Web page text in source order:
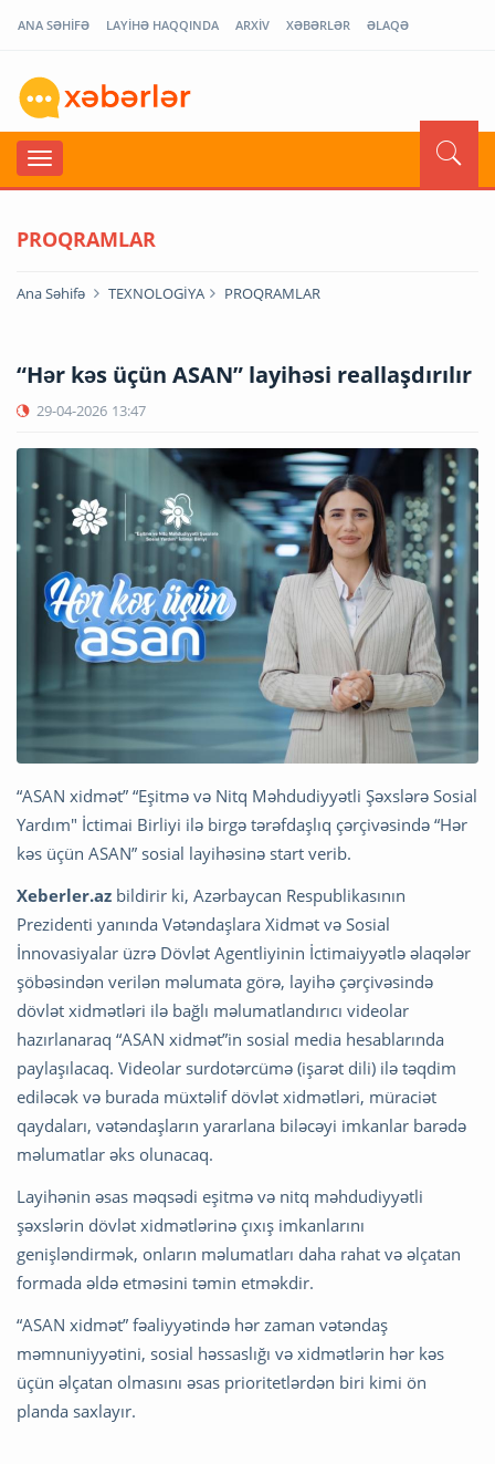
ANA SƏHİFƏ LAYİHƏ HAQQINDA ARXİV XƏBƏRLƏR ƏLAQƏ
PROQRAMLAR
Ana Səhifə TEXNOLOGİYA PROQRAMLAR
“Hər kəs üçün ASAN” layihəsi reallaşdırılır
29-04-2026 13:47
“ASAN xidmət” “Eşitmə və Nitq Məhdudiyyətli Şəxslərə Sosial
Yardım" İctimai Birliyi ilə birgə tərəfdaşlıq çərçivəsində “Hər
kəs üçün ASAN” sosial layihəsinə start verib.
Xeberler.az bildirir ki, Azərbaycan Respublikasının
Prezidenti yanında Vətəndaşlara Xidmət və Sosial
İnnovasiyalar üzrə Dövlət Agentliyinin İctimaiyyətlə əlaqələr
şöbəsindən verilən məlumata görə, layihə çərçivəsində
dövlət xidmətləri ilə bağlı məlumatlandırıcı videolar
hazırlanaraq “ASAN xidmət”in sosial media hesablarında
paylaşılacaq. Videolar surdotərcümə (işarət dili) ilə təqdim
ediləcək və burada müxtəlif dövlət xidmətləri, müraciət
qaydaları, vətəndaşların yararlana biləcəyi imkanlar barədə
məlumatlar əks olunacaq.
Layihənin əsas məqsədi eşitmə və nitq məhdudiyyətli
şəxslərin dövlət xidmətlərinə çıxış imkanlarını
genişləndirmək, onların məlumatları daha rahat və əlçatan
formada əldə etməsini təmin etməkdir.
“ASAN xidmət” fəaliyyətində hər zaman vətəndaş
məmnuniyyətini, sosial həssaslığı və xidmətlərin hər kəs
üçün əlçatan olmasını əsas prioritetlərdən biri kimi ön
planda saxlayır.